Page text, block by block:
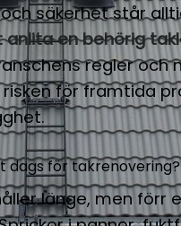
säkerhet står
en behörig
regler och
risken för framtida
dags för takrenovering?
länge, men förr